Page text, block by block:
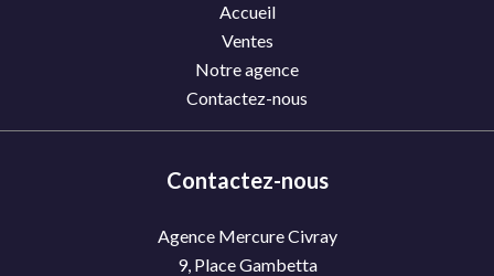
Accueil
Ventes
Notre agence
Contactez-nous
Contactez-nous
Agence Mercure Civray
9, Place Gambetta